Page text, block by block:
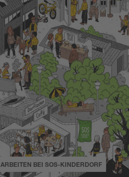
ARBEITEN BEI SOS-KINDERDORF